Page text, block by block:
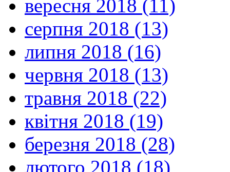
вересня 2018 (11)
серпня 2018 (13)
липня 2018 (16)
червня 2018 (13)
травня 2018 (22)
квітня 2018 (19)
березня 2018 (28)
лютого 2018 (18)